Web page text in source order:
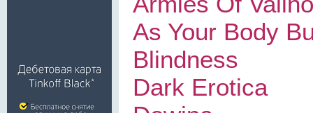
As Your Body
Blindness
Dark Erotica